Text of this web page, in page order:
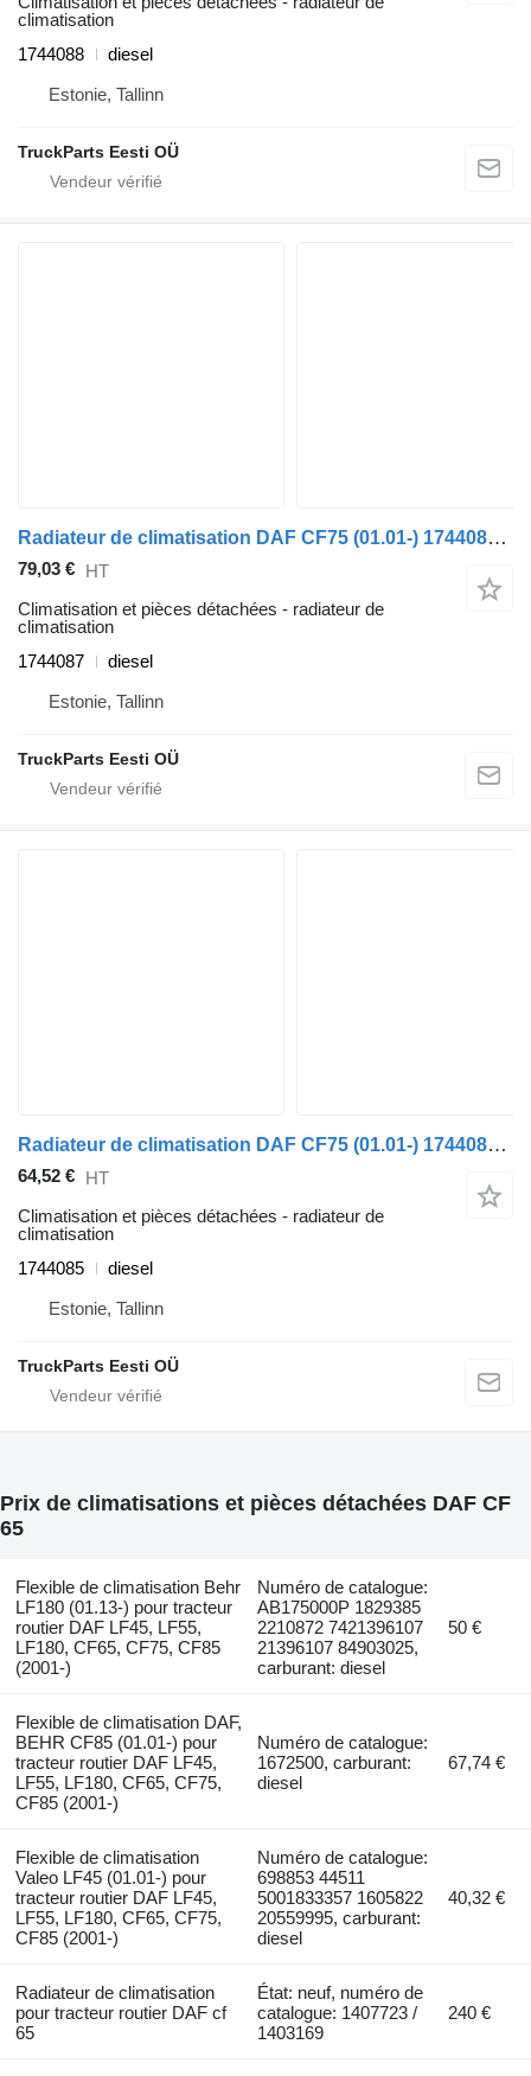
climatisation
1744088
diesel
Estonie, Tallinn
TruckParts Eesti OÜ
Radiateur de climatisation DAF CF75 (01.01-) 1744087 pour tracteur routier DAF LF45, LF55, LF180, CF65, CF75, CF85 (2001-)
79,03 € HT
Climatisation et pièces détachées - radiateur de
climatisation
1744087
diesel
Estonie, Tallinn
TruckParts Eesti OÜ
Radiateur de climatisation DAF CF75 (01.01-) 1744085 pour tracteur routier DAF LF45, LF55, LF180, CF65, CF75, CF85 (2001-)
64,52 € HT
Climatisation et pièces détachées - radiateur de
climatisation
1744085
diesel
Estonie, Tallinn
TruckParts Eesti OÜ
Prix de climatisations et pièces détachées DAF CF
65
Flexible de climatisation Behr
LF180 (01.13-) pour tracteur
routier DAF LF45, LF55,
LF180, CF65, CF75, CF85
(2001-)
Numéro de catalogue:
AB175000P 1829385
2210872 7421396107
21396107 84903025,
carburant: diesel
50 €
Flexible de climatisation DAF,
BEHR CF85 (01.01-) pour
tracteur routier DAF LF45,
LF55, LF180, CF65, CF75,
CF85 (2001-)
Numéro de catalogue:
1672500, carburant:
diesel
67,74 €
Flexible de climatisation
Valeo LF45 (01.01-) pour
tracteur routier DAF LF45,
LF55, LF180, CF65, CF75,
CF85 (2001-)
Numéro de catalogue:
698853 44511
5001833357 1605822
20559995, carburant:
diesel
40,32 €
Radiateur de climatisation
pour tracteur routier DAF cf
65
État: neuf, numéro de
catalogue: 1407723 /
1403169
240 €